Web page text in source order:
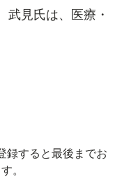
見氏は、医療・
録すると最後までお
。